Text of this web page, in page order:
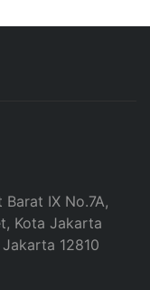
Barat IX No.7A,
Kota Jakarta
12810